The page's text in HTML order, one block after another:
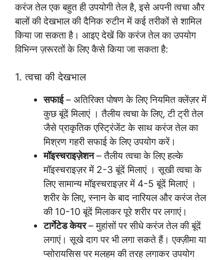
करंज तेल एक बहुत ही उपयोगी तेल है, इसे अपनी त्वचा और
बालों की देखभाल की दैनिक रुटीन में कई तरीकों से शामिल
किया जा सकता है। आइए देखें कि करंज तेल का उपयोग
विभिन्न ज़रूरतों के लिए कैसे किया जा सकता है:
1. त्वचा की देखभाल
सफाई– अतिरिक्त पोषण के लिए नियमित क्लेंज़र में
कुछ बूंदें मिलाएं । तैलीय त्वचा के लिए, टी ट्री तेल
जैसे प्राकृतिक एस्ट्रिंजेंट के साथ करंज तेल का
मिश्रण गहरी सफाई के लिए उपयोग करें।
मॉइस्चराइज़ेशन– तैलीय त्वचा के लिए हल्के
मॉइस्चराइज़र में 2-3 बूंदें मिलाएं । सूखी त्वचा के
लिए सामान्य मॉइस्चराइज़र में 4-5 बूंदें मिलाएं ।
शरीर के लिए, स्नान के बाद नारियल और करंज तेल
की 10-10 बूंदें मिलाकर पूरे शरीर पर लगाएं।
टार्गेटेड केयर– मुहांसों पर सीधे करंज तेल की बूंदें
लगाएं। सूखे दाग पर भी लगा सकते हैं। एक्ज़ीमा या
प्सोरायसिस पर मलहम की तरह लगाकर उपयोग